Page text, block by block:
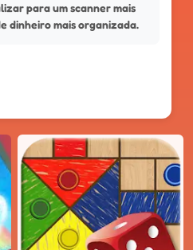
para um scanner mais
dinheiro mais organizada.